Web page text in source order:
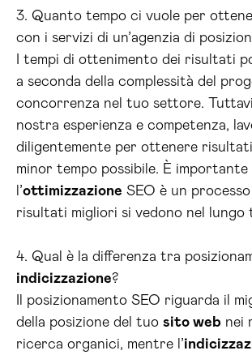
3. Quanto tempo ci vuole per
con i servizi di un’agenzia di
I tempi di ottenimento dei risultati
a seconda della complessità del
concorrenza nel tuo settore.
nostra esperienza e competenza,
diligentemente per ottenere
minor tempo possibile. È
l’ottimizzazione SEO è un
risultati migliori si vedono nel lungo
4. Qual è la differenza tra
indicizzazione?
Il posizionamento SEO riguarda il
della posizione del tuo sito web nei
ricerca organici, mentre l’